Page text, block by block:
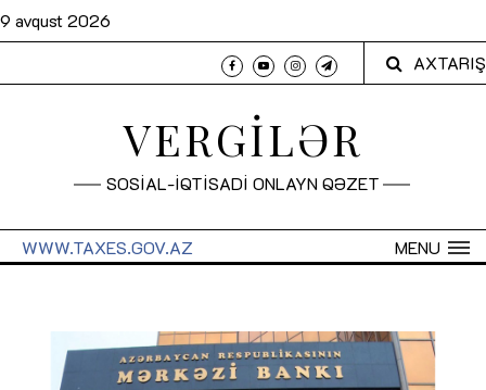
9 avqust 2026
AXTARIŞ
VERGİLƏR
SOSİAL-İQTİSADİ ONLAYN QƏZET
MENU
WWW.TAXES.GOV.AZ